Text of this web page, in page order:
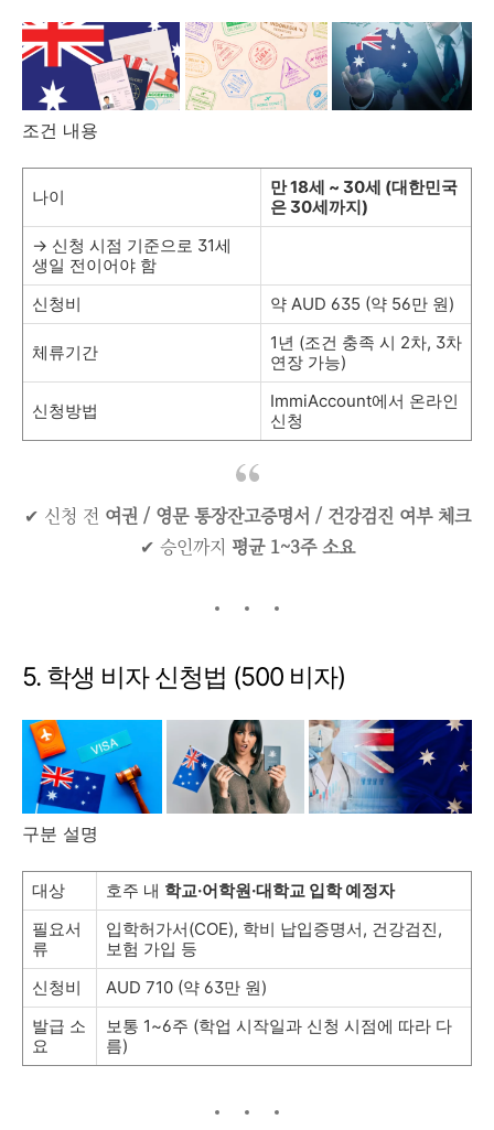
조건 내용
나이
만 18세 ~ 30세 (대한민국
은 30세까지)
→ 신청 시점 기준으로 31세
생일 전이어야 함
신청비
약 AUD 635 (약 56만 원)
체류기간
1년 (조건 충족 시 2차, 3차
연장 가능)
신청방법
ImmiAccount에서 온라인
신청
✔ 신청 전 여권 / 영문 통장잔고증명서 / 건강검진 여부 체크
✔ 승인까지 평균 1~3주 소요
5. 학생 비자 신청법 (500 비자)
구분 설명
대상 호주 내 학교·어학원·대학교 입학 예정자
필요서
류
입학허가서(COE), 학비 납입증명서, 건강검진,
보험 가입 등
신청비
AUD 710 (약 63만 원)
발급 소
요
보통 1~6주 (학업 시작일과 신청 시점에 따라 다
름)